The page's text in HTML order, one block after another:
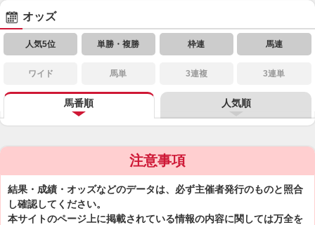
オッズ
人気5位 単勝・複勝 枠連 馬連
ワイド 馬単 3連複 3連単
馬番順 人気順
注意事項
結果・成績・オッズなどのデータは、必ず主催者発行のものと照合
し確認してください。
本サイトのページ上に掲載されている情報の内容に関しては万全を